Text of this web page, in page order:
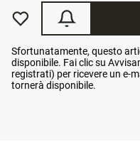
Sfortunatamente, questo
disponibile. Fai clic su
registrati) per ricevere un e-
tornerà disponibile.